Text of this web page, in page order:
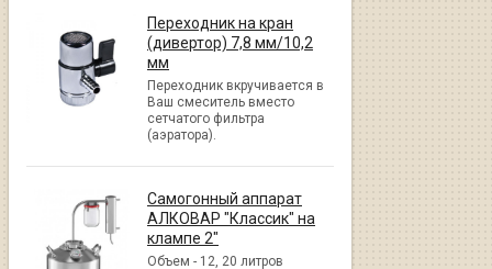
Переходник на кран
(дивертор) 7,8 мм/10,2
мм
Переходник вкручивается в
Ваш смеситель вместо
сетчатого фильтра
(аэратора).
Самогонный аппарат
АЛКОВАР "Классик" на
клампе 2"
Объем - 12, 20 литров